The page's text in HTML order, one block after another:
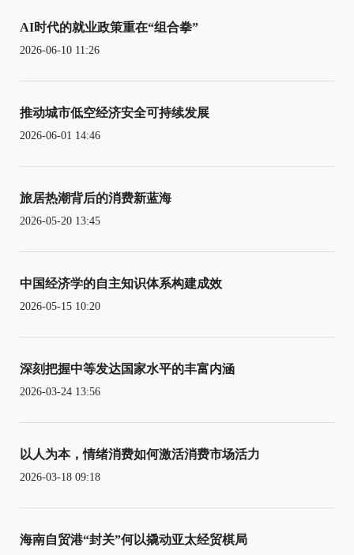
AI时代的就业政策重在“组合拳”
2026-06-10 11:26
推动城市低空经济安全可持续发展
2026-06-01 14:46
旅居热潮背后的消费新蓝海
2026-05-20 13:45
中国经济学的自主知识体系构建成效
2026-05-15 10:20
深刻把握中等发达国家水平的丰富内涵
2026-03-24 13:56
以人为本，情绪消费如何激活消费市场活力
2026-03-18 09:18
海南自贸港“封关”何以撬动亚太经贸棋局